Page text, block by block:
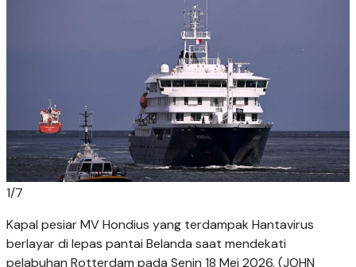
1/7
Kapal pesiar MV Hondius yang terdampak Hantavirus
berlayar di lepas pantai Belanda saat mendekati
pelabuhan Rotterdam pada Senin 18 Mei 2026. (JOHN